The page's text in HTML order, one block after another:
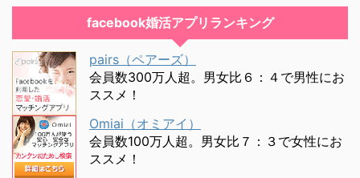
facebook婚活アプリランキング
pairs（ペアーズ）
会員数300万人超。男女比６：４で男性にお
ススメ！
Omiai（オミアイ）
会員数100万人超。男女比７：３で女性にお
ススメ！